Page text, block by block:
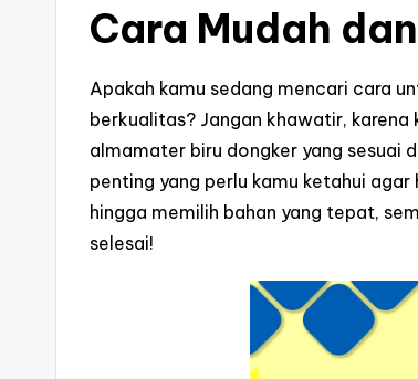
Cara Mudah
Apakah kamu sedang mencari cara
berkualitas? Jangan khawatir,
almamater biru dongker yang sesuai
penting yang perlu kamu ketahui
hingga memilih bahan yang tepat,
selesai!